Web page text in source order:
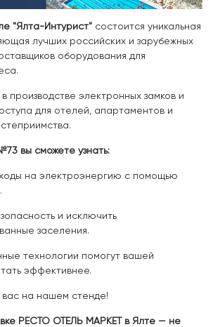
"Ялта-Интурист" состоится уникальная
лучших российских и зарубежных
оборудования для
производстве электронных замков и
для отелей, апартаментов и
вы сможете узнать:
на электроэнергию с помощью
и исключить
заселения.
технологии помогут вашей
эффективнее.
вас на нашем стенде!
РЕСТО ОТЕЛЬ МАРКЕТ в Ялте — не